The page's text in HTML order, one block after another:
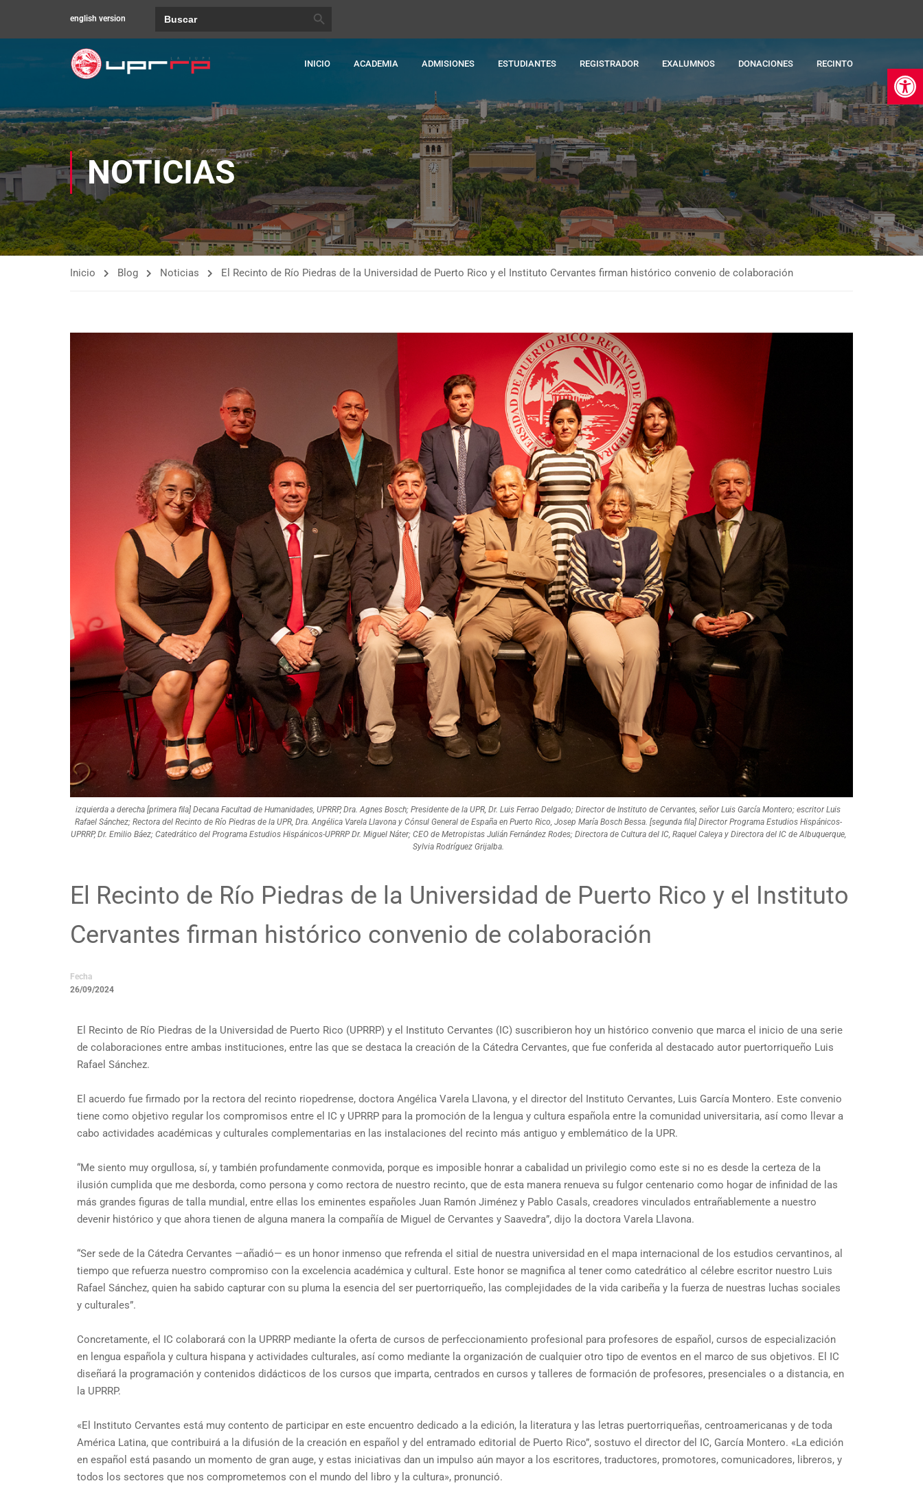
english version
INICIO ACADEMIA ADMISIONES ESTUDIANTES REGISTRADOR EXALUMNOS DONACIONES RECINTO
NOTICIAS
Inicio Blog Noticias El Recinto de Río Piedras de la Universidad de Puerto Rico y el Instituto Cervantes firman histórico convenio de colaboración
izquierda a derecha [primera fila] Decana Facultad de Humanidades, UPRRP, Dra. Agnes Bosch; Presidente de la UPR, Dr. Luis Ferrao Delgado; Director de Instituto de Cervantes, señor Luis García Montero; escritor Luis
Rafael Sánchez; Rectora del Recinto de Río Piedras de la UPR, Dra. Angélica Varela Llavona y Cónsul General de España en Puerto Rico, Josep María Bosch Bessa. [segunda fila] Director Programa Estudios Hispánicos-
UPRRP, Dr. Emilio Báez; Catedrático del Programa Estudios Hispánicos-UPRRP Dr. Miguel Náter; CEO de Metropistas Julián Fernández Rodes; Directora de Cultura del IC, Raquel Caleya y Directora del IC de Albuquerque,
Sylvia Rodríguez Grijalba.
El Recinto de Río Piedras de la Universidad de Puerto Rico y el Instituto
Cervantes firman histórico convenio de colaboración
Fecha
26/09/2024
El Recinto de Río Piedras de la Universidad de Puerto Rico (UPRRP) y el Instituto Cervantes (IC) suscribieron hoy un histórico convenio que marca el inicio de una serie
de colaboraciones entre ambas instituciones, entre las que se destaca la creación de la Cátedra Cervantes, que fue conferida al destacado autor puertorriqueño Luis
Rafael Sánchez.
El acuerdo fue firmado por la rectora del recinto riopedrense, doctora Angélica Varela Llavona, y el director del Instituto Cervantes, Luis García Montero. Este convenio
tiene como objetivo regular los compromisos entre el IC y UPRRP para la promoción de la lengua y cultura española entre la comunidad universitaria, así como llevar a
cabo actividades académicas y culturales complementarias en las instalaciones del recinto más antiguo y emblemático de la UPR.
“Me siento muy orgullosa, sí, y también profundamente conmovida, porque es imposible honrar a cabalidad un privilegio como este si no es desde la certeza de la
ilusión cumplida que me desborda, como persona y como rectora de nuestro recinto, que de esta manera renueva su fulgor centenario como hogar de infinidad de las
más grandes figuras de talla mundial, entre ellas los eminentes españoles Juan Ramón Jiménez y Pablo Casals, creadores vinculados entrañablemente a nuestro
devenir histórico y que ahora tienen de alguna manera la compañía de Miguel de Cervantes y Saavedra”, dijo la doctora Varela Llavona.
“Ser sede de la Cátedra Cervantes —añadió— es un honor inmenso que refrenda el sitial de nuestra universidad en el mapa internacional de los estudios cervantinos, al
tiempo que refuerza nuestro compromiso con la excelencia académica y cultural. Este honor se magnifica al tener como catedrático al célebre escritor nuestro Luis
Rafael Sánchez, quien ha sabido capturar con su pluma la esencia del ser puertorriqueño, las complejidades de la vida caribeña y la fuerza de nuestras luchas sociales
y culturales”.
Concretamente, el IC colaborará con la UPRRP mediante la oferta de cursos de perfeccionamiento profesional para profesores de español, cursos de especialización
en lengua española y cultura hispana y actividades culturales, así como mediante la organización de cualquier otro tipo de eventos en el marco de sus objetivos. El IC
diseñará la programación y contenidos didácticos de los cursos que imparta, centrados en cursos y talleres de formación de profesores, presenciales o a distancia, en
la UPRRP.
«El Instituto Cervantes está muy contento de participar en este encuentro dedicado a la edición, la literatura y las letras puertorriqueñas, centroamericanas y de toda
América Latina, que contribuirá a la difusión de la creación en español y del entramado editorial de Puerto Rico”, sostuvo el director del IC, García Montero. «La edición
en español está pasando un momento de gran auge, y estas iniciativas dan un impulso aún mayor a los escritores, traductores, promotores, comunicadores, libreros, y
todos los sectores que nos comprometemos con el mundo del libro y la cultura», pronunció.